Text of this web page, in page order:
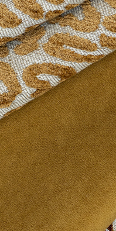
Detalhes que
floresce.